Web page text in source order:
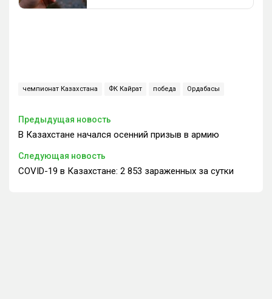
чемпионат Казахстана ФК Кайрат победа Ордабасы
Предыдущая новость
В Казахстане начался осенний призыв в армию
Следующая новость
COVID-19 в Казахстане: 2 853 зараженных за сутки